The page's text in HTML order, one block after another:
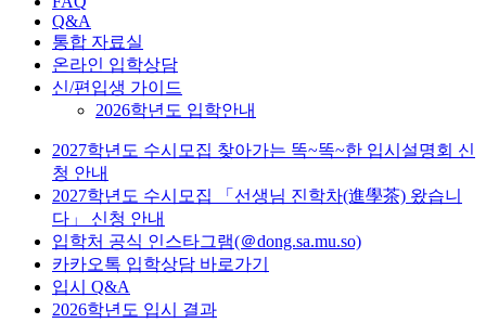
Q&A
통합 자료실
온라인 입학상담
신/편입생 가이드
2026학년도 입학안내
2027학년도 수시모집 찾아가는 똑~똑~한 입시설명회 신
청 안내
2027학년도 수시모집 「선생님 진학차(進學茶) 왔습니
다」 신청 안내
입학처 공식 인스타그램(＠dong.sa.mu.so)
카카오톡 입학상담 바로가기
입시 Q&A
2026학년도 입시 결과